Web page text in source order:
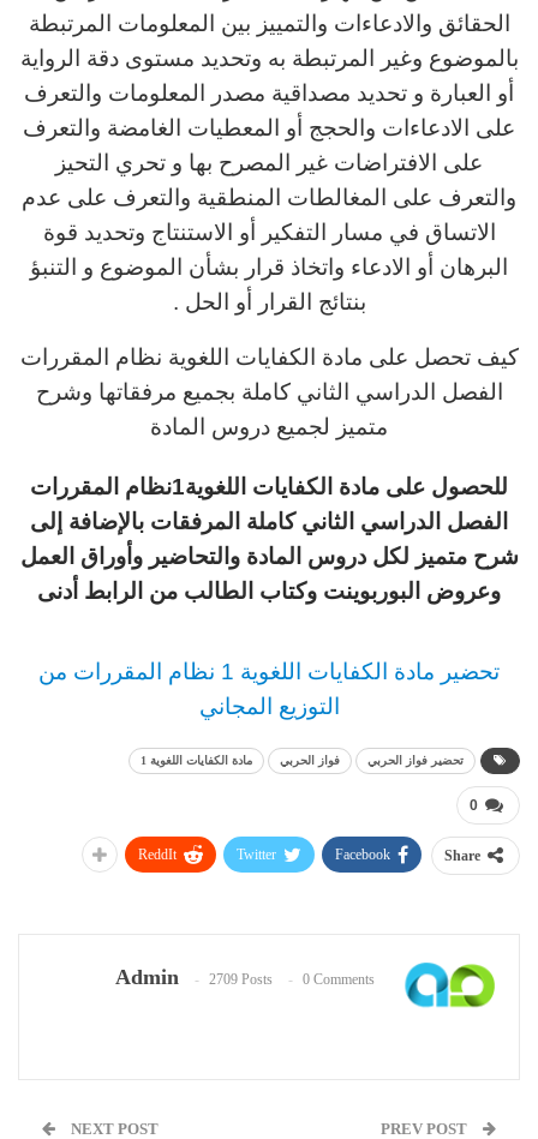
الحقائق والادعاءات والتمييز بين المعلومات المرتبطة
بالموضوع وغير المرتبطة به وتحديد مستوى دقة الرواية
أو العبارة و تحديد مصداقية مصدر المعلومات والتعرف
على الادعاءات والحجج أو المعطيات الغامضة والتعرف
على الافتراضات غير المصرح بها و تحري التحيز
والتعرف على المغالطات المنطقية والتعرف على عدم
الاتساق في مسار التفكير أو الاستنتاج وتحديد قوة
البرهان أو الادعاء واتخاذ قرار بشأن الموضوع و التنبؤ
بنتائج القرار أو الحل .
كيف تحصل على مادة الكفايات اللغوية نظام المقررات
الفصل الدراسي الثاني كاملة بجميع مرفقاتها وشرح
متميز لجميع دروس المادة
للحصول على مادة الكفايات اللغوية1نظام المقررات
الفصل الدراسي الثاني كاملة المرفقات بالإضافة إلى
شرح متميز لكل دروس المادة والتحاضير وأوراق العمل
وعروض البوربوينت وكتاب الطالب من الرابط أدنى
تحضير مادة الكفايات اللغوية 1 نظام المقررات من
التوزيع المجاني
تحضير فواز الحربي فواز الحربي مادة الكفايات اللغوية 1
0
Share
Facebook
Twitter
ReddIt
Admin 2709 Posts 0 Comments
NEXT POST